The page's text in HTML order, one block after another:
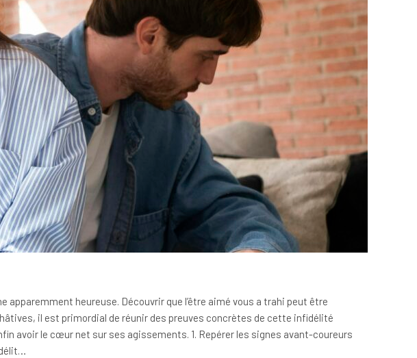
apparemment heureuse. Découvrir que l’être aimé vous a trahi peut être
il est primordial de réunir des preuves concrètes de cette infidélité
avoir le cœur net sur ses agissements. 1. Repérer les signes avant-coureurs